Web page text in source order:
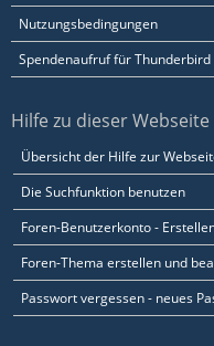
Nutzungsbedingungen
Spendenaufruf für Thunderbird
Hilfe zu dieser Webseite
Übersicht der Hilfe zur
Die Suchfunktion benutzen
Foren-Benutzerkonto -
Foren-Thema erstellen und
Passwort vergessen - neues